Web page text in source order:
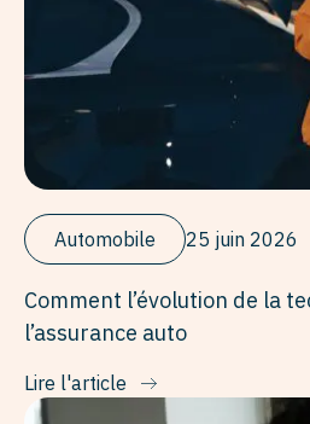
Automobile 25 juin 2026
Comment l’évolution de la
l’assurance auto
Lire l'article